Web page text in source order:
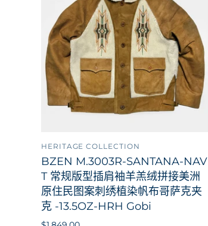
HERITAGE COLLECTION
BZEN M.3003R-SANTANA-NAV
T 常规版型插肩袖羊羔绒拼接美洲
原住民图案刺绣植染帆布哥萨克夹
克 -13.5OZ-HRH Gobi